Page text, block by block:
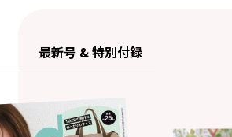
最新号 & 特別付録